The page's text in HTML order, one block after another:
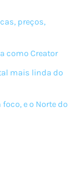
preços,
como Creator
mais linda do
e o Norte do